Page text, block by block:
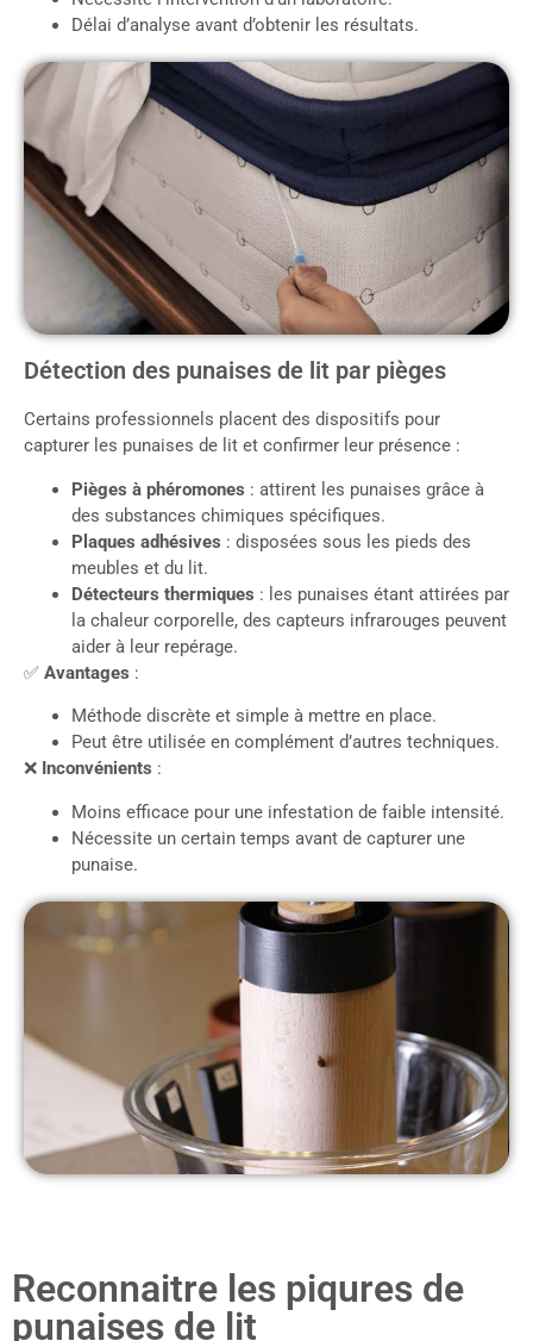
Délai d’analyse avant d’obtenir les résultats.
Détection des punaises de lit par pièges
Certains professionnels placent des dispositifs pour
capturer les punaises de lit et confirmer leur présence :
Pièges à phéromones : attirent les punaises grâce à
des substances chimiques spécifiques.
Plaques adhésives : disposées sous les pieds des
meubles et du lit.
Détecteurs thermiques : les punaises étant attirées par
la chaleur corporelle, des capteurs infrarouges peuvent
aider à leur repérage.
✅ Avantages :
Méthode discrète et simple à mettre en place.
Peut être utilisée en complément d’autres techniques.
❌ Inconvénients :
Moins efficace pour une infestation de faible intensité.
Nécessite un certain temps avant de capturer une
punaise.
Reconnaitre les piqures de
punaises de lit